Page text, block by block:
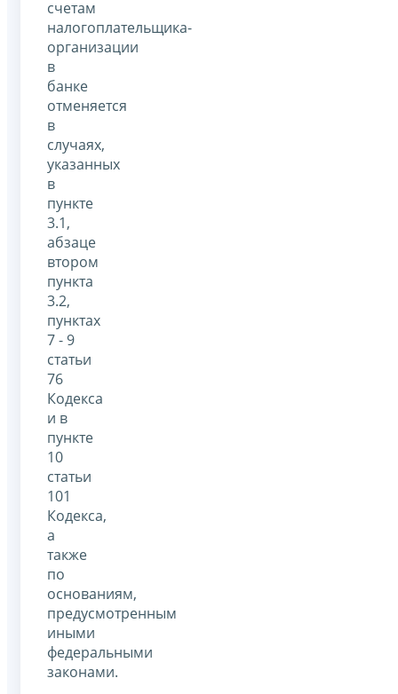
счетам
налогоплательщика-
организации
в
банке
отменяется
в
случаях,
указанных
в
пункте
3.1,
абзаце
втором
пункта
3.2,
пунктах
7 - 9
статьи
76
Кодекса
и в
пункте
10
статьи
101
Кодекса,
а
также
по
основаниям,
предусмотренным
иными
федеральными
законами.